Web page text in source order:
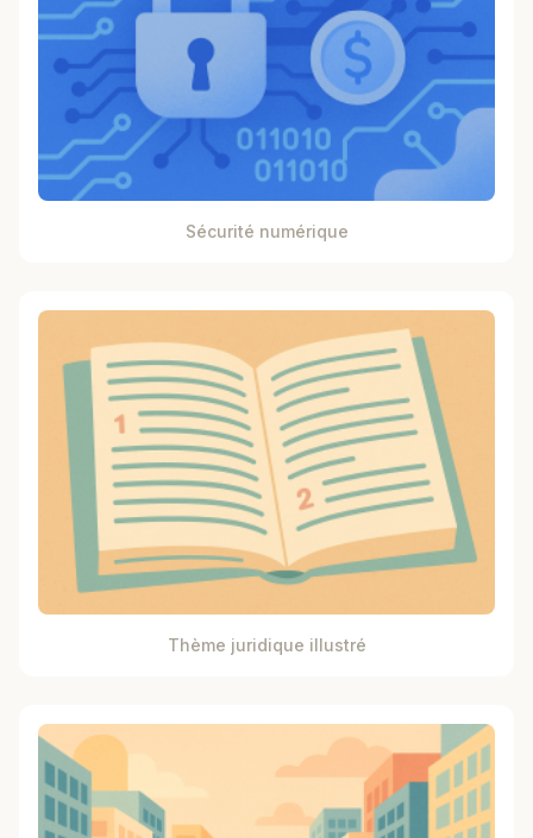
Sécurité numérique
Thème juridique illustré